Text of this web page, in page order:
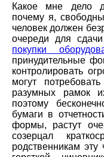
Какое мне дело
почему я,
человек должен
очереди для сдачи
покупки
принудительные
контролировать
могут
разумных рамок
поэтому
бумаги в
формы, растут
созерцал
родственникам